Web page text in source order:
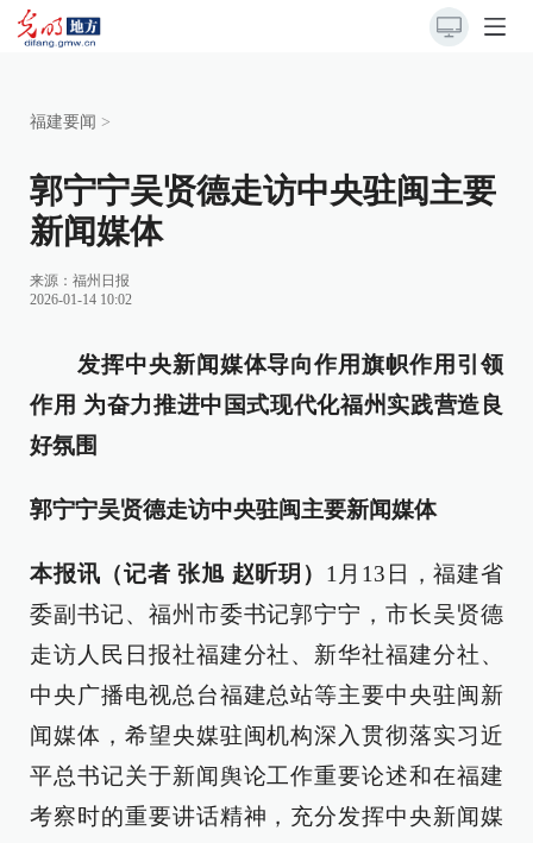
福建要闻 >
郭宁宁吴贤德走访中央驻闽主要
新闻媒体
来源： 福州日报
2026-01-14 10:02
发挥中央新闻媒体导向作用旗帜作用引领
作用 为奋力推进中国式现代化福州实践营造良
好氛围
郭宁宁吴贤德走访中央驻闽主要新闻媒体
本报讯（记者 张旭 赵昕玥） 1月13日，福建省
委副书记、福州市委书记郭宁宁，市长吴贤德
走访人民日报社福建分社、新华社福建分社、
中央广播电视总台福建总站等主要中央驻闽新
闻媒体，希望央媒驻闽机构深入贯彻落实习近
平总书记关于新闻舆论工作重要论述和在福建
考察时的重要讲话精神，充分发挥中央新闻媒